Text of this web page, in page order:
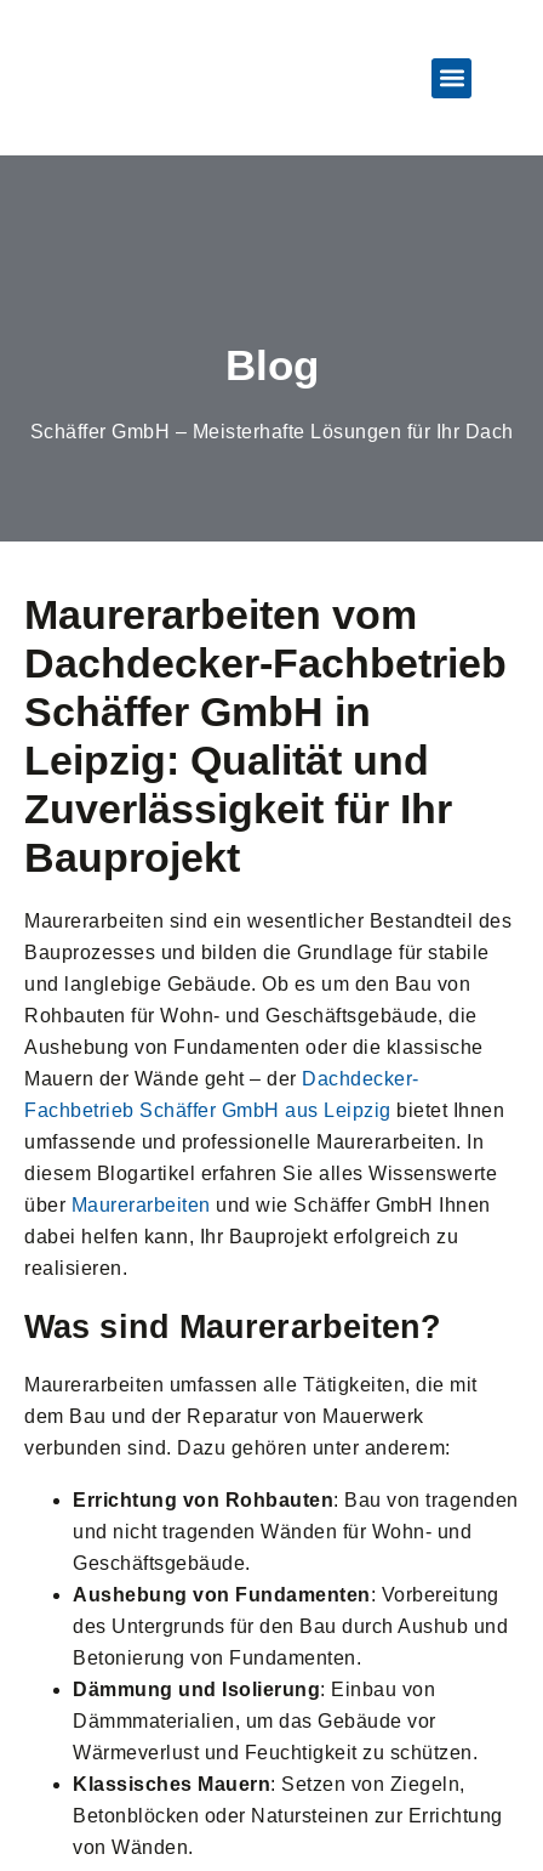
Blog
Schäffer GmbH – Meisterhafte Lösungen für Ihr Dach
Maurerarbeiten vom
Dachdecker-Fachbetrieb
Schäffer GmbH in
Leipzig: Qualität und
Zuverlässigkeit für Ihr
Bauprojekt
Maurerarbeiten sind ein wesentlicher Bestandteil des
Bauprozesses und bilden die Grundlage für stabile
und langlebige Gebäude. Ob es um den Bau von
Rohbauten für Wohn- und Geschäftsgebäude, die
Aushebung von Fundamenten oder die klassische
Mauern der Wände geht – der Dachdecker-
Fachbetrieb Schäffer GmbH aus Leipzig bietet Ihnen
umfassende und professionelle Maurerarbeiten. In
diesem Blogartikel erfahren Sie alles Wissenswerte
über Maurerarbeiten und wie Schäffer GmbH Ihnen
dabei helfen kann, Ihr Bauprojekt erfolgreich zu
realisieren.
Was sind Maurerarbeiten?
Maurerarbeiten umfassen alle Tätigkeiten, die mit
dem Bau und der Reparatur von Mauerwerk
verbunden sind. Dazu gehören unter anderem:
Errichtung von Rohbauten: Bau von tragenden
und nicht tragenden Wänden für Wohn- und
Geschäftsgebäude.
Aushebung von Fundamenten: Vorbereitung
des Untergrunds für den Bau durch Aushub und
Betonierung von Fundamenten.
Dämmung und Isolierung: Einbau von
Dämmmaterialien, um das Gebäude vor
Wärmeverlust und Feuchtigkeit zu schützen.
Klassisches Mauern: Setzen von Ziegeln,
Betonblöcken oder Natursteinen zur Errichtung
von Wänden.